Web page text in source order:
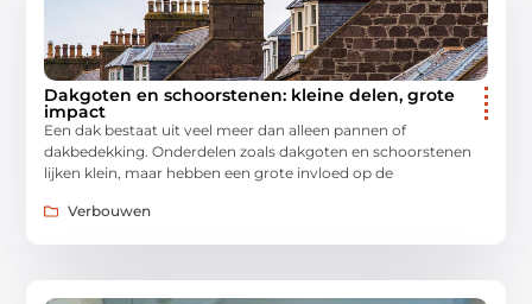
Dakgoten en schoorstenen: kleine delen, grote
impact
Een dak bestaat uit veel meer dan alleen pannen of
dakbedekking. Onderdelen zoals dakgoten en schoorstenen
lijken klein, maar hebben een grote invloed op de
Verbouwen